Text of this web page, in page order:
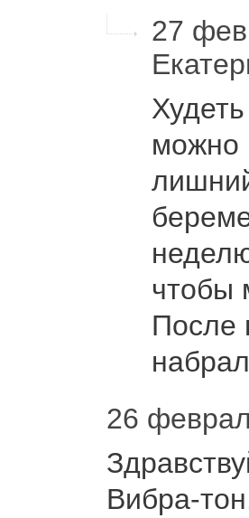
27
можно
чтобы
После
26
Вибра-